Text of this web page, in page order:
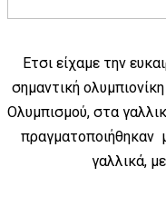
Ετσι είχαμε την
σημαντική
Ολυμπισμού, στα
πραγματοποιήθηκαν
γαλλικά,